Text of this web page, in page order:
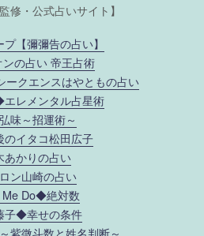
修・公式占いサイト】
【彌彌告の占い】
ンの占い 帝王占術
ークエンスはやともの占い
レメンタル占星術
味～招運術～
のイタコ松田広子
あかりの占い
ン山崎の占い
Me Do◆絶対数
子◆幸せの条件
紫微斗数と姓名判断～